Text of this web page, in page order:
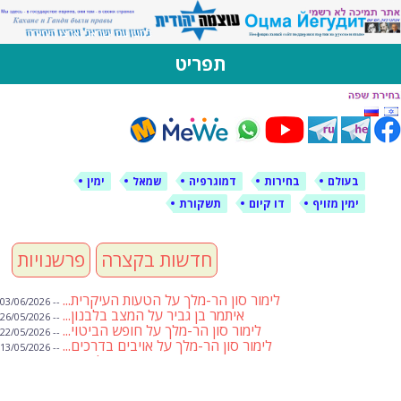
לימין עוצמה יהודית
אתר תמיכה ברוסית ובעברית
תפריט
דילוג
לתוכן
בעולם בחירות דמוגרפיה שמאל
ימין
ימין מזויף
דו קיום תשקורת
פרשנויות חדשות בקצרה
לימור סון הר-מלך על הטעות העיקרית... -- 03/06/2026
איתמר בן גביר על המצב בלבנון... -- 26/05/2026
לימור סון הר-מלך על חופש הביטוי... -- 22/05/2026
לימור סון הר-מלך על אויבים בדרכים... -- 13/05/2026
שבועת אמונים לדעאש